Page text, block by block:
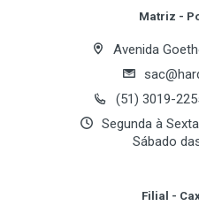
Your
Email Address
Matriz -
Avenida
(51) 3019-
Segunda à
Sábado
Filial -